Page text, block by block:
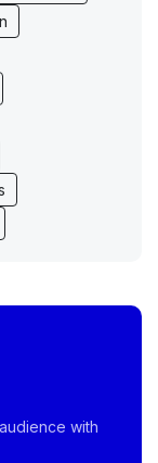
with